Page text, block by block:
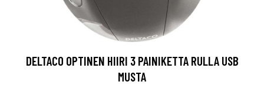
DELTACO OPTINEN HIIRI 3 PAINIKETTA RULLA USB
MUSTA